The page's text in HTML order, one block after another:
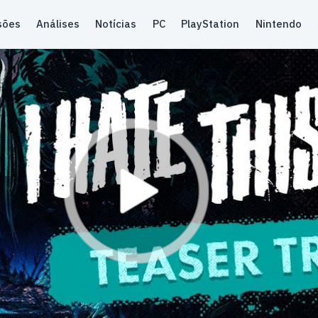
Análises Notícias PC PlayStation Nintendo